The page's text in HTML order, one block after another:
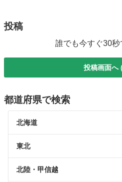
投稿
誰でも今すぐ30秒
投稿画面へ
都道府県で検索
北海道
東北
北陸・甲信越